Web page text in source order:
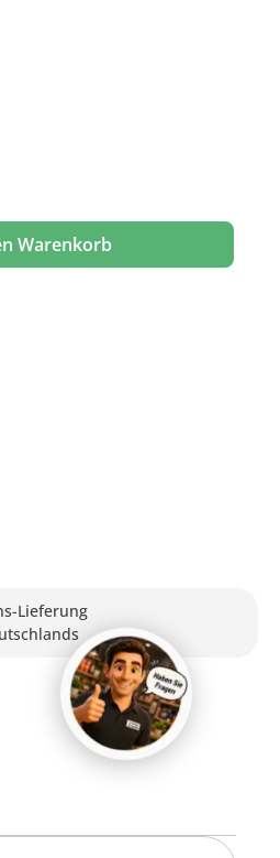
benutze die Schaltflächen um die
Warenkorb
Lieferung